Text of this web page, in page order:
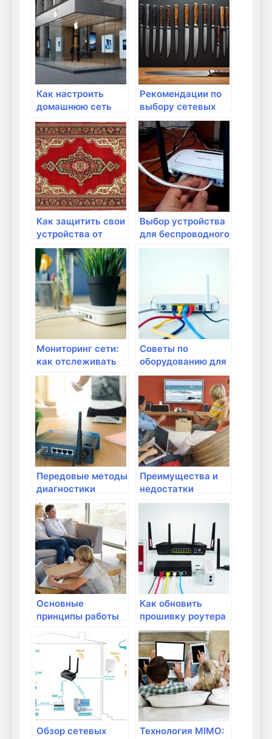
Как настроить
домашнюю сеть
для удаленной
работы?
Рекомендации по
выбору сетевых
кабелей для дома
Как защитить свои
устройства от
вирусов через Wifi
Выбор устройства
для беспроводного
вывода
Мониторинг сети:
как отслеживать
подключенные
устройства
Советы по
оборудованию для
работы с
облачными
сервисами
Передовые методы
диагностики
сетевых проблем
Преимущества и
недостатки
сетевых фильтров
Основные
принципы работы
преимущества
Как обновить
прошивку роутера
для улучшения его
работы?
Обзор сетевых
Технология MIMO: